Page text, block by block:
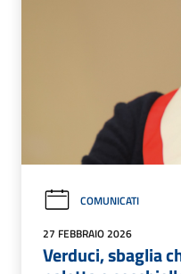
COMUNICATI
27 FEBBRAIO 2026
Verduci, sbaglia